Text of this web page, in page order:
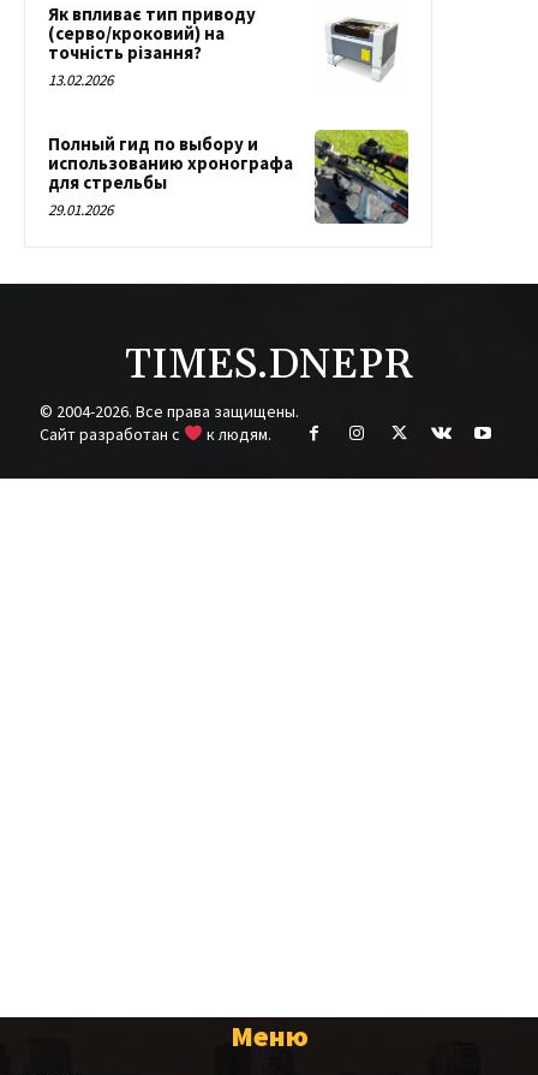
Як впливає тип приводу
(серво/кроковий) на
точність різання?
13.02.2026
Полный гид по выбору и
использованию хронографа
для стрельбы
29.01.2026
TIMES.DNEPR
© 2004-2026. Все права защищены.
Cайт разработан с
к людям.
Меню